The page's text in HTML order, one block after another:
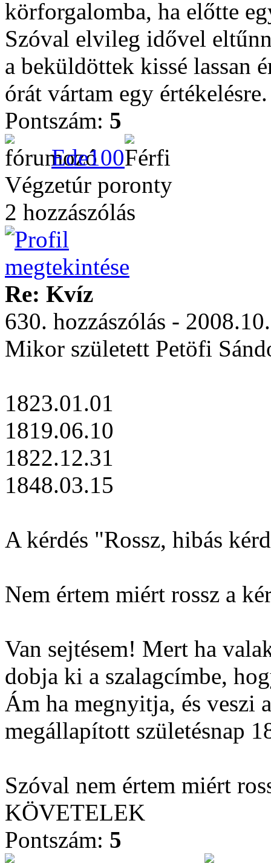
körforgalomba, ha előtte
Szóval elvileg idővel
a beküldöttek kissé lassan
órát vártam egy
Pontszám: 5
Ede100
Végzetúr poronty
2 hozzászólás
Re: Kvíz
630. hozzászólás -
Mikor született Petöfi
1823.01.01
1819.06.10
1822.12.31
1848.03.15
A kérdés "Rossz, hibás
Nem értem miért rossz a
Van sejtésem! Mert ha
dobja ki a szalagcímbe,
Ám ha megnyitja, és veszi
megállapított születésnap
Szóval nem értem miért
KÖVETELEK
Pontszám: 5